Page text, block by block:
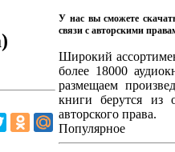
У нас вы сможете
связи с авторскими
Широкий
более 18000
размещаем
книги берутся из
авторского права.
Популярное